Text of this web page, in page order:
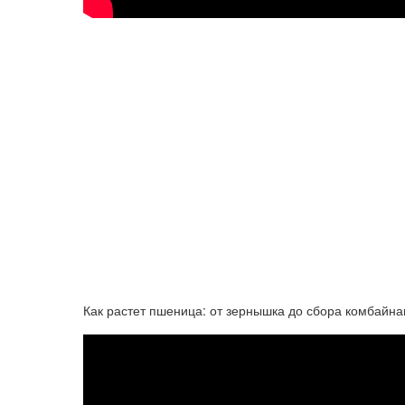
Как растет пшеница: от зернышка до сбора